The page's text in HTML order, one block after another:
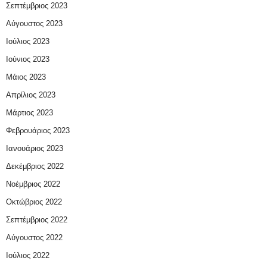
Σεπτέμβριος 2023
Αύγουστος 2023
Ιούλιος 2023
Ιούνιος 2023
Μάιος 2023
Απρίλιος 2023
Μάρτιος 2023
Φεβρουάριος 2023
Ιανουάριος 2023
Δεκέμβριος 2022
Νοέμβριος 2022
Οκτώβριος 2022
Σεπτέμβριος 2022
Αύγουστος 2022
Ιούλιος 2022